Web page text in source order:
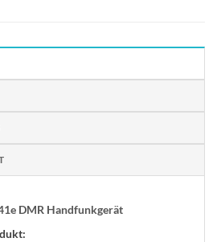
DMR Handfunkgerät